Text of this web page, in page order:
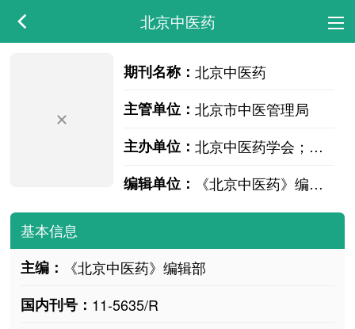
北京中医药
期刊名称： 北京中医药
主管单位： 北京市中医管理局
主办单位：
北京中医药学会；北京中西医结合学会
编辑单位：
《北京中医药》编辑部
基本信息
主编：
《北京中医药》编辑部
国内刊号： 11-5635/R